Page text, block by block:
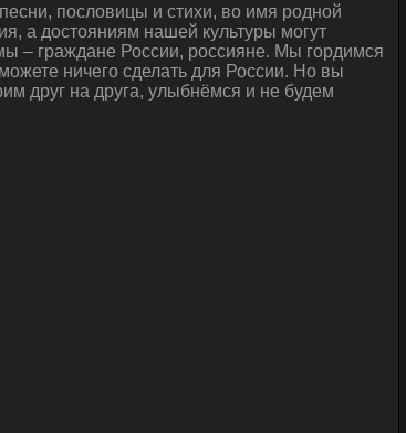
пословицы и стихи, во имя родной
а достояниям нашей культуры могут
– граждане России, россияне. Мы гордимся
ничего сделать для России. Но вы
друг на друга, улыбнёмся и не будем